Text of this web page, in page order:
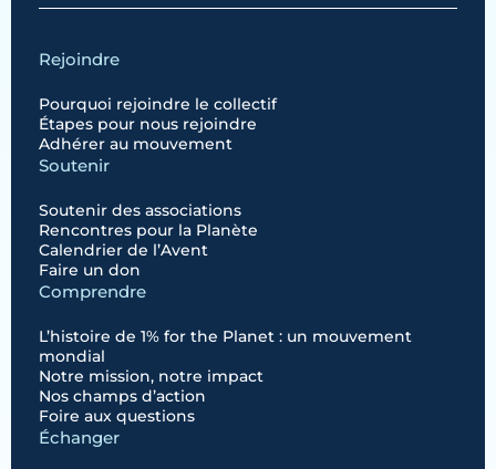
Rejoindre
Pourquoi rejoindre le collectif
Étapes pour nous rejoindre
Adhérer au mouvement
Soutenir
Soutenir des associations
Rencontres pour la Planète
Calendrier de l’Avent
Faire un don
Comprendre
L’histoire de 1% for the Planet : un mouvement
mondial
Notre mission, notre impact
Nos champs d’action
Foire aux questions
Échanger